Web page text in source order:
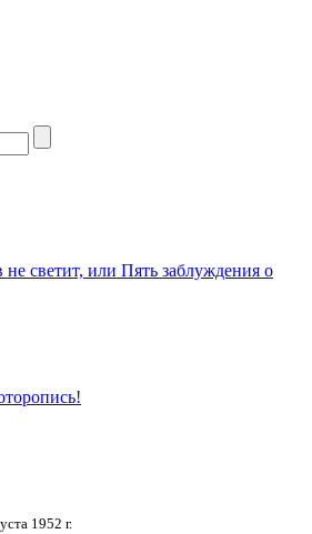
светит, или Пять заблуждения о
1952 г.